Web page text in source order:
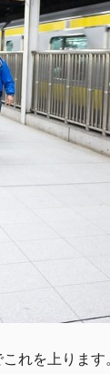
れを上ります。